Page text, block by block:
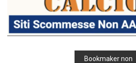
Bookmaker non